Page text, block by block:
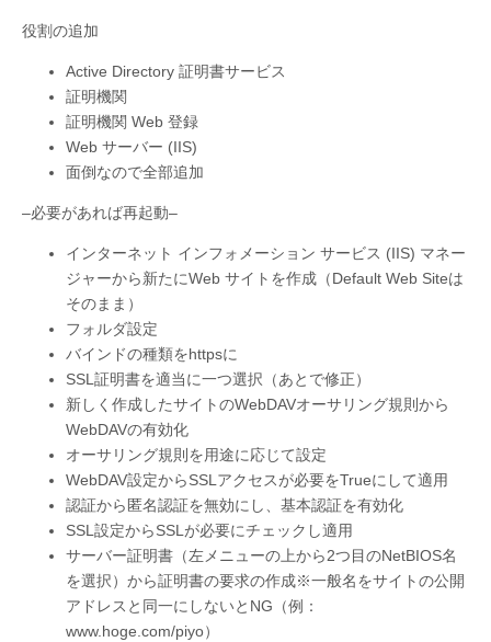
役割の追加
Active Directory 証明書サービス
証明機関
証明機関 Web 登録
Web サーバー (IIS)
面倒なので全部追加
–必要があれば再起動–
インターネット インフォメーション サービス (IIS) マネー
ジャーから新たにWeb サイトを作成（Default Web Siteは
そのまま）
フォルダ設定
バインドの種類をhttpsに
SSL証明書を適当に一つ選択（あとで修正）
新しく作成したサイトのWebDAVオーサリング規則から
WebDAVの有効化
オーサリング規則を用途に応じて設定
WebDAV設定からSSLアクセスが必要をTrueにして適用
認証から匿名認証を無効にし、基本認証を有効化
SSL設定からSSLが必要にチェックし適用
サーバー証明書（左メニューの上から2つ目のNetBIOS名
を選択）から証明書の要求の作成※一般名をサイトの公開
アドレスと同一にしないとNG（例：
www.hoge.com/piyo）